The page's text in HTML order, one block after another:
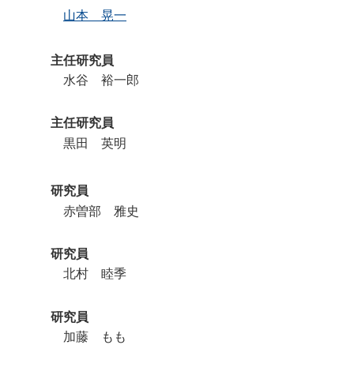
山本 晃一
主任研究員
水谷 裕一郎
主任研究員
黒田 英明
研究員
赤曽部 雅史
研究員
北村 睦季
研究員
加藤 もも